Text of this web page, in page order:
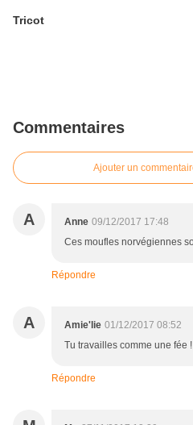
Tricot
Commentaires
Ajouter un
A Anne 09/12/2017 17:48
Ces moufles norvégiennes
Répondre
A Amie'lie 01/12/2017 08:52
Tu travailles comme une fée !
Répondre